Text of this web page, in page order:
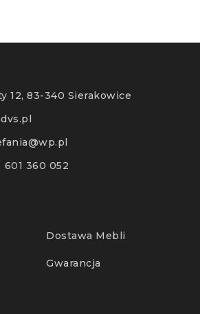
12, 83-340 Sierakowice
360 052
Dostawa Mebli
Gwarancja